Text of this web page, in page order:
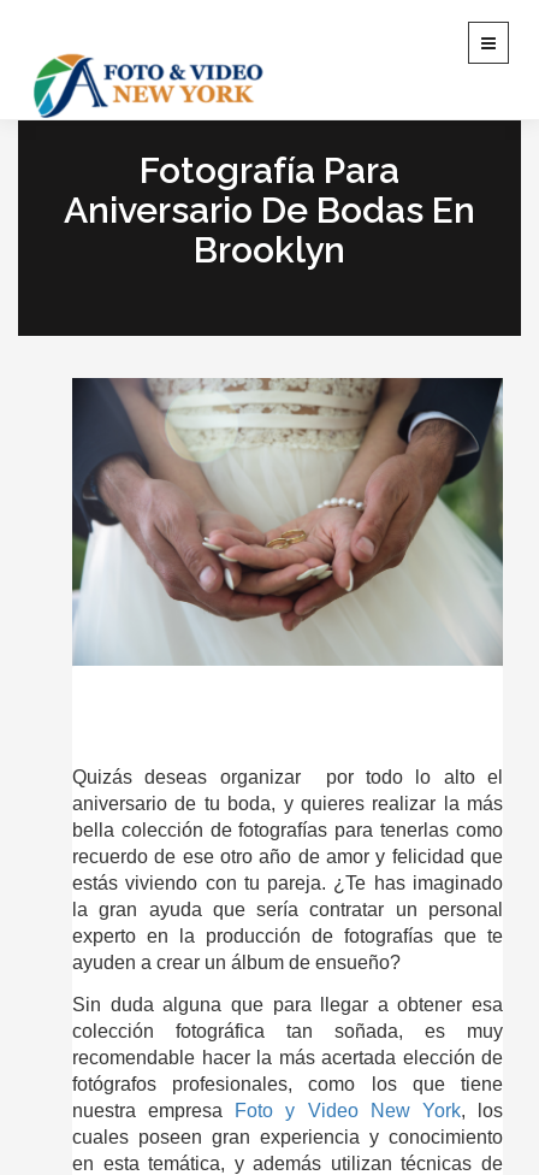
T
o
g
Fotografía Para
Aniversario De Bodas En
Brooklyn
Quizás deseas organizar  por todo lo alto el
aniversario de tu boda, y quieres realizar la más
bella colección de fotografías para tenerlas como
recuerdo de ese otro año de amor y felicidad que
estás viviendo con tu pareja. ¿Te has imaginado
la gran ayuda que sería contratar un personal
experto en la producción de fotografías que te
ayuden a crear un álbum de ensueño?
Sin duda alguna que para llegar a obtener esa
colección fotográfica tan soñada, es muy
recomendable hacer la más acertada elección de
fotógrafos profesionales, como los que tiene
nuestra empresa
Foto y Video New York, los
cuales poseen gran experiencia y conocimiento
en esta temática, y además utilizan técnicas de